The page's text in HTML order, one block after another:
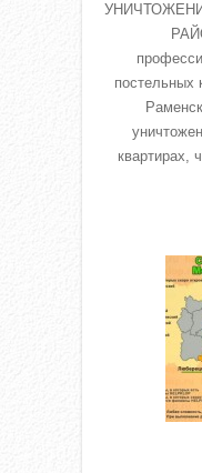
постельных
квартирах,